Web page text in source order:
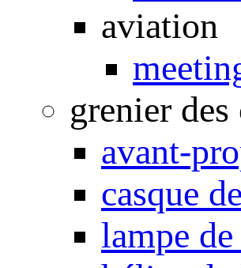
aviation
grenier
avant-
casque
lampe